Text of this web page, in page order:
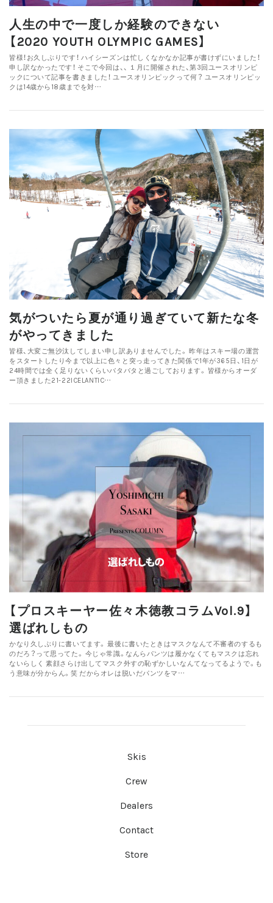
人生の中で一度しか経験のできない
【2020 YOUTH OLYMPIC GAMES】
皆様！お久しぶりです！ ハイシーズンは忙しくなかなか記事が書けずにいました！
申し訳なかったです！ そこで今回は、、 １月に開催された、第3回ユースオリンピ
ックについて記事を書きました！ ユースオリンピックって何？ ユースオリンピッ
クは14歳から18歳までを対…
気がついたら夏が通り過ぎていて新たな冬
がやってきました
皆様、大変ご無沙汰してしまい申し訳ありませんでした。 昨年はスキー場の運営
をスタートしたり今まで以上に色々と突っ走ってきた関係で1年が365日、1日が
24時間では全く足りないくらいバタバタと過ごしております。 皆様からオーダ
ー頂きました21-22ICELANTIC…
【プロスキーヤー佐々木徳教コラムVol.9】
選ばれしもの
かなり久しぶりに書いてます。 最後に書いたときはマスクなんて不審者のするも
のだろ？って思ってた。 今じゃ常識。なんらパンツは履かなくてもマスクは忘れ
ないらしく 素顔さらけ出してマスク外すの恥ずかしいなんてなってるようで。も
う意味が分からん。笑 だからオレは脱いだパンツをマ…
Skis
Crew
Dealers
Contact
Store